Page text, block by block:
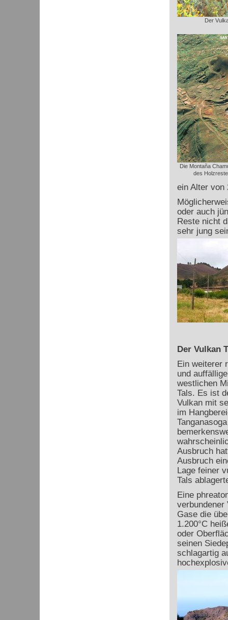
Der
Die Montaña
des
ein Alter von
oder auch
Reste nicht
sehr jung
Der Vulkan
Ein weiterer
und
westlichen
Tals. Es ist
Vulkan mit
im
Ausbruch
Ausbruch
Lage feiner
Tals
Eine
verbundener
Gase die
1.200°C
oder
seinen
schlagartig